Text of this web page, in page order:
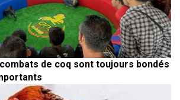
de coq sont toujours bondés